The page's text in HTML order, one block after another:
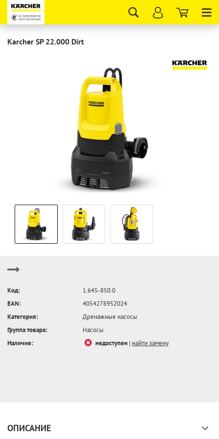
Karcher SP 22.000 Dirt
Код:
1.645-850.0
EAN:
4054278952024
Категория:
Дренажные насосы
Группа товара:
Насосы
Наличие:
недоступен | найти замену
ОПИСАНИЕ